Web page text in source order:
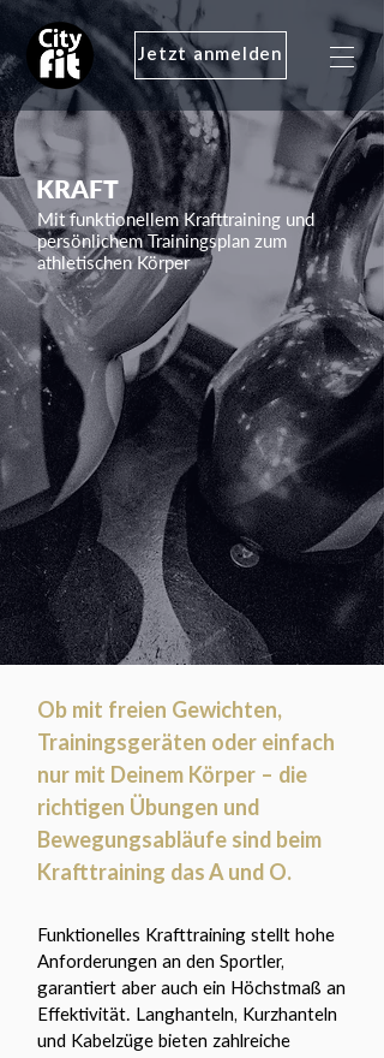
Jetzt anmelden
KRAFT
Mit funktionellem Krafttraining und
persönlichem Trainingsplan zum
athletischen Körper
Ob mit freien Gewichten,
Trainingsgeräten oder einfach
nur mit Deinem Körper – die
richtigen Übungen und
Bewegungsabläufe sind beim
Krafttraining das A und O.
Funktionelles Krafttraining stellt hohe
Anforderungen an den Sportler,
garantiert aber auch ein Höchstmaß an
Effektivität. Langhanteln, Kurzhanteln
und Kabelzüge bieten zahlreiche